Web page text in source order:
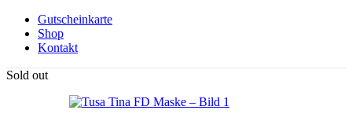
Gutscheinkarte
Shop
Kontakt
Sold out